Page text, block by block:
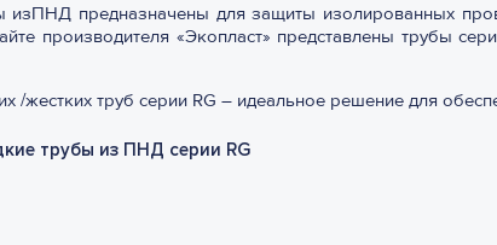
изПНД предназначены для защиты изолированных
производителя «Экопласт» представлены трубы
/жестких труб серии RG – идеальное решение для
трубы из ПНД серии RG